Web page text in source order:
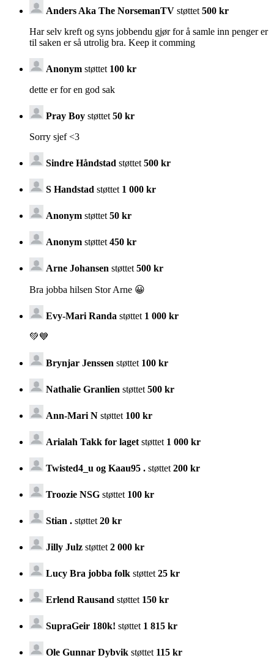
Anders Aka The NorsemanTV støttet 500 kr
Har selv kreft og syns jobbendu gjør for å samle inn penger er
til saken er så utrolig bra. Keep it comming
Anonym støttet 100 kr
dette er for en god sak
Pray Boy støttet 50 kr
Sorry sjef <3
Sindre Håndstad støttet 500 kr
S Handstad støttet 1 000 kr
Anonym støttet 50 kr
Anonym støttet 450 kr
Arne Johansen støttet 500 kr
Bra jobba hilsen Stor Arne 😀
Evy-Mari Randa støttet 1 000 kr
💚💙
Brynjar Jenssen støttet 100 kr
Nathalie Granlien støttet 500 kr
Ann-Mari N støttet 100 kr
Arialah Takk for laget støttet 1 000 kr
Twisted4_u og Kaau95 . støttet 200 kr
Troozie NSG støttet 100 kr
Stian . støttet 20 kr
Jilly Julz støttet 2 000 kr
Lucy Bra jobba folk støttet 25 kr
Erlend Rausand støttet 150 kr
SupraGeir 180k! støttet 1 815 kr
Ole Gunnar Dybvik støttet 115 kr